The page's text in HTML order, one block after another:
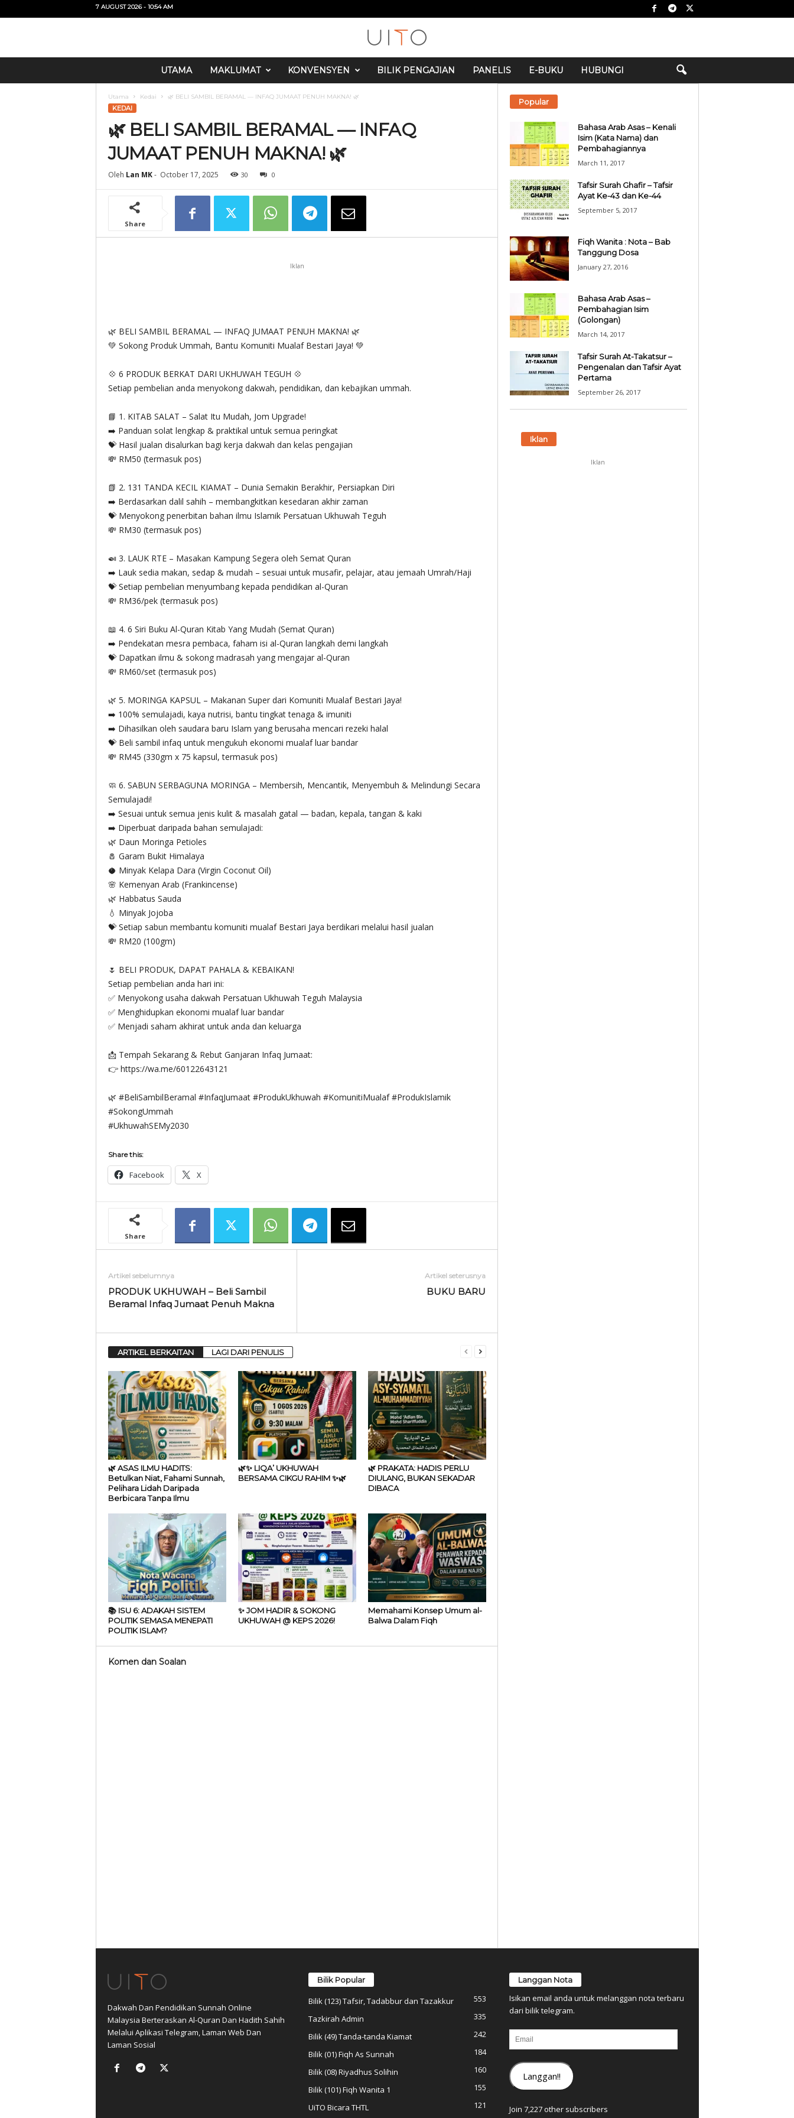
7 AUGUST 2026 - 10:54 AM
UTAMA MAKLUMAT KONVENSYEN BILIK PENGAJIAN PANELIS E-BUKU HUBUNGI
Utama Kedai 🌿 BELI SAMBIL BERAMAL — INFAQ JUMAAT PENUH MAKNA! 🌿
KEDAI
🌿 BELI SAMBIL BERAMAL — INFAQ
JUMAAT PENUH MAKNA! 🌿
Oleh Lan MK- October 17, 2025 30 0
Share
Iklan
🌿 BELI SAMBIL BERAMAL — INFAQ JUMAAT PENUH MAKNA! 🌿
💚 Sokong Produk Ummah, Bantu Komuniti Mualaf Bestari Jaya! 💚
💠 6 PRODUK BERKAT DARI UKHUWAH TEGUH 💠
Setiap pembelian anda menyokong dakwah, pendidikan, dan kebajikan ummah.
📘 1. KITAB SALAT – Salat Itu Mudah, Jom Upgrade!
➡️ Panduan solat lengkap & praktikal untuk semua peringkat
💝 Hasil jualan disalurkan bagi kerja dakwah dan kelas pengajian
💸 RM50 (termasuk pos)
📗 2. 131 TANDA KECIL KIAMAT – Dunia Semakin Berakhir, Persiapkan Diri
➡️ Berdasarkan dalil sahih – membangkitkan kesedaran akhir zaman
💝 Menyokong penerbitan bahan ilmu Islamik Persatuan Ukhuwah Teguh
💸 RM30 (termasuk pos)
🍛 3. LAUK RTE – Masakan Kampung Segera oleh Semat Quran
➡️ Lauk sedia makan, sedap & mudah – sesuai untuk musafir, pelajar, atau jemaah Umrah/Haji
💝 Setiap pembelian menyumbang kepada pendidikan al-Quran
💸 RM36/pek (termasuk pos)
📖 4. 6 Siri Buku Al-Quran Kitab Yang Mudah (Semat Quran)
➡️ Pendekatan mesra pembaca, faham isi al-Quran langkah demi langkah
💝 Dapatkan ilmu & sokong madrasah yang mengajar al-Quran
💸 RM60/set (termasuk pos)
🌿 5. MORINGA KAPSUL – Makanan Super dari Komuniti Mualaf Bestari Jaya!
➡️ 100% semulajadi, kaya nutrisi, bantu tingkat tenaga & imuniti
➡️ Dihasilkan oleh saudara baru Islam yang berusaha mencari rezeki halal
💝 Beli sambil infaq untuk mengukuh ekonomi mualaf luar bandar
💸 RM45 (330gm x 75 kapsul, termasuk pos)
🧼 6. SABUN SERBAGUNA MORINGA – Membersih, Mencantik, Menyembuh & Melindungi Secara
Semulajadi!
➡️ Sesuai untuk semua jenis kulit & masalah gatal — badan, kepala, tangan & kaki
➡️ Diperbuat daripada bahan semulajadi:
🌿 Daun Moringa Petioles
🧂 Garam Bukit Himalaya
🥥 Minyak Kelapa Dara (Virgin Coconut Oil)
🌸 Kemenyan Arab (Frankincense)
🌿 Habbatus Sauda
💧 Minyak Jojoba
💝 Setiap sabun membantu komuniti mualaf Bestari Jaya berdikari melalui hasil jualan
💸 RM20 (100gm)
🌷 BELI PRODUK, DAPAT PAHALA & KEBAIKAN!
Setiap pembelian anda hari ini:
✅ Menyokong usaha dakwah Persatuan Ukhuwah Teguh Malaysia
✅ Menghidupkan ekonomi mualaf luar bandar
✅ Menjadi saham akhirat untuk anda dan keluarga
📩 Tempah Sekarang & Rebut Ganjaran Infaq Jumaat:
👉 https://wa.me/60122643121
🌿 #BeliSambilBeramal #InfaqJumaat #ProdukUkhuwah #KomunitiMualaf #ProdukIslamik
#SokongUmmah
#UkhuwahSEMy2030
Share this:
Facebook X
Share
Artikel sebelumnya
PRODUK UKHUWAH – Beli Sambil
Beramal Infaq Jumaat Penuh Makna
Artikel seterusnya
BUKU BARU
ARTIKEL BERKAITAN LAGI DARI PENULIS
🌿 ASAS ILMU HADITS:
Betulkan Niat, Fahami Sunnah,
Pelihara Lidah Daripada
Berbicara Tanpa Ilmu
🌿✨ LIQA’ UKHUWAH
BERSAMA CIKGU RAHIM ✨🌿
🌿 PRAKATA: HADIS PERLU
DIULANG, BUKAN SEKADAR
DIBACA
📚 ISU 6: ADAKAH SISTEM
POLITIK SEMASA MENEPATI
POLITIK ISLAM?
✨ JOM HADIR & SOKONG
UKHUWAH @ KEPS 2026!
Memahami Konsep Umum al-
Balwa Dalam Fiqh
Komen dan Soalan
Popular
Bahasa Arab Asas – Kenali
Isim (Kata Nama) dan
Pembahagiannya
March 11, 2017
Tafsir Surah Ghafir – Tafsir
Ayat Ke-43 dan Ke-44
September 5, 2017
Fiqh Wanita : Nota – Bab
Tanggung Dosa
January 27, 2016
Bahasa Arab Asas –
Pembahagian Isim
(Golongan)
March 14, 2017
Tafsir Surah At-Takatsur –
Pengenalan dan Tafsir Ayat
Pertama
September 26, 2017
Iklan
Iklan
Dakwah Dan Pendidikan Sunnah Online
Malaysia Berteraskan Al-Quran Dan Hadith Sahih
Melalui Aplikasi Telegram, Laman Web Dan
Laman Sosial
Bilik Popular
Bilik (123) Tafsir, Tadabbur dan Tazakkur
553
Tazkirah Admin
335
Bilik (49) Tanda-tanda Kiamat
242
Bilik (01) Fiqh As Sunnah
184
Bilik (08) Riyadhus Solihin
160
Bilik (101) Fiqh Wanita 1
155
UiTO Bicara THTL
121
Langgan Nota
Isikan email anda untuk melanggan nota terbaru
dari bilik telegram.
Email
Langgan!!
Join 7,227 other subscribers